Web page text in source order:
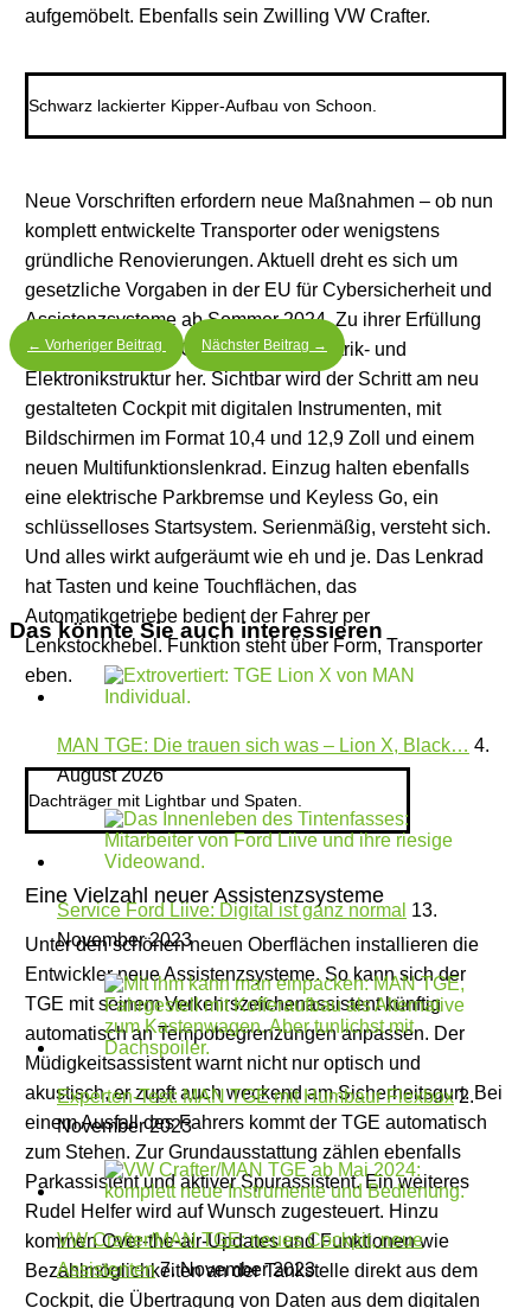
aufgemöbelt. Ebenfalls sein Zwilling VW Crafter.
Schwarz lackierter Kipper-Aufbau von Schoon.
Neue Vorschriften erfordern neue Maßnahmen – ob nun
komplett entwickelte Transporter oder wenigstens
gründliche Renovierungen. Aktuell dreht es sich um
gesetzliche Vorgaben in der EU für Cybersicherheit und
Assistenzsysteme ab Sommer 2024. Zu ihrer Erfüllung
muss beim MAN TGE eine neue Elektrik- und
Elektronikstruktur her. Sichtbar wird der Schritt am neu
gestalteten Cockpit mit digitalen Instrumenten, mit
Bildschirmen im Format 10,4 und 12,9 Zoll und einem
neuen Multifunktionslenkrad. Einzug halten ebenfalls
eine elektrische Parkbremse und Keyless Go, ein
schlüsselloses Startsystem. Serienmäßig, versteht sich.
Und alles wirkt aufgeräumt wie eh und je. Das Lenkrad
hat Tasten und keine Touchflächen, das
Automatikgetriebe bedient der Fahrer per
Lenkstockhebel. Funktion steht über Form, Transporter
eben.
Dachträger mit Lightbar und Spaten.
Eine Vielzahl neuer Assistenzsysteme
Unter den schönen neuen Oberflächen installieren die
Entwickler neue Assistenzsysteme. So kann sich der
TGE mit seinem Verkehrszeichenassistent künftig
automatisch an Tempobegrenzungen anpassen. Der
Müdigkeitsassistent warnt nicht nur optisch und
akustisch, er zupft auch weckend am Sicherheitsgurt. Bei
einem Ausfall des Fahrers kommt der TGE automatisch
zum Stehen. Zur Grundausstattung zählen ebenfalls
Parkassistent und aktiver Spurassistent. Ein weiteres
Rudel Helfer wird auf Wunsch zugesteuert. Hinzu
kommen Over-the-air-Updates und Funktionen wie
Bezahlmöglichkeiten an der Tankstelle direkt aus dem
Cockpit, die Übertragung von Daten aus dem digitalen
← Vorheriger Beitrag Nächster Beitrag →
Das könnte Sie auch interessieren
MAN TGE: Die trauen sich was – Lion X, Black… 4.
August 2026
Service Ford Liive: Digital ist ganz normal 13.
November 2023
Experten-Test: MAN TGE mit Humbaur Flexbox2.
November 2023
VW Crafter/MAN TGE: neues Cockpit, neue
Assistenten7. November 2023